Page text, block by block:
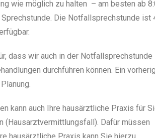
wie möglich zu halten – am besten ab
Die Notfallsprechstunde ist
dass wir auch in der Notfallsprechstunde
durchführen können. Ein
kann auch Ihre hausärztliche Praxis für
(Hausarztvermittlungsfall). Dafür müssen